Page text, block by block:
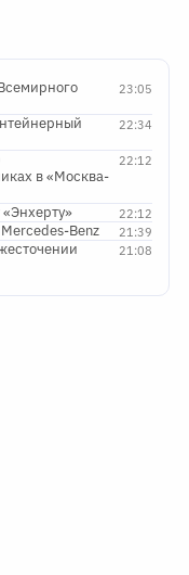
23:05
22:34
22:12
в «Москва-
22:12
21:39
Benz
21:08